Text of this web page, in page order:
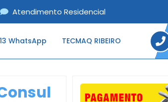
Atendimento Residencial
WhatsApp TECMAQ RIBEIRO